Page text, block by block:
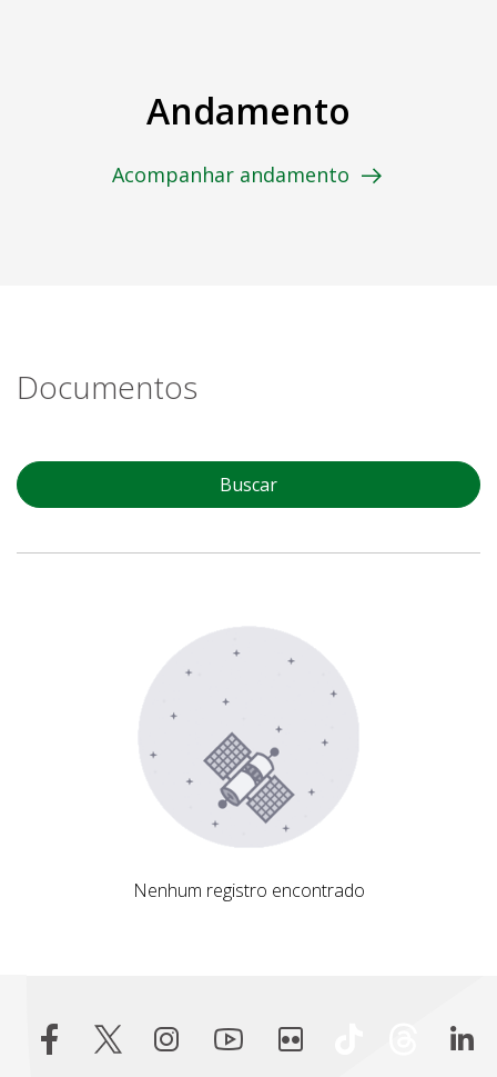
Andamento
Acompanhar andamento
Documentos
Buscar
Nenhum registro encontrado
Nenhum registro encontrado